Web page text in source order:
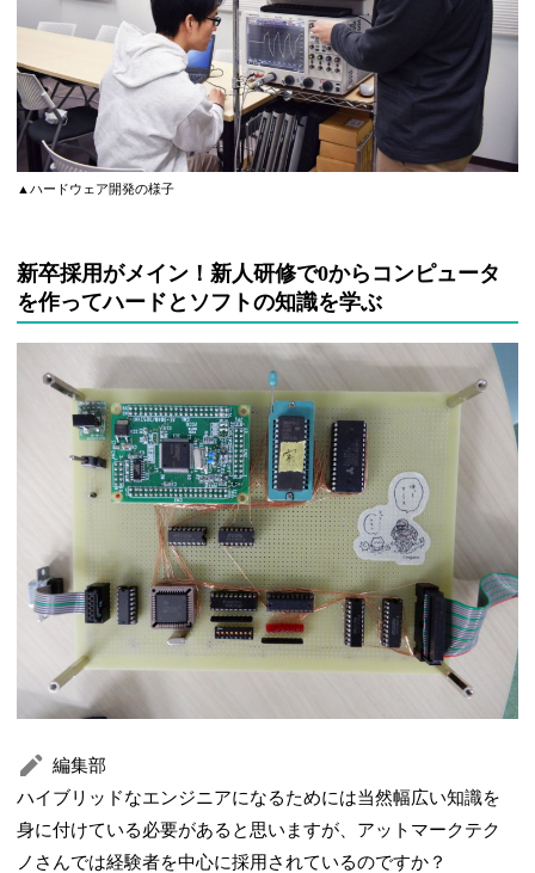
▲ハードウェア開発の様子
新卒採用がメイン！新人研修で0からコンピュータ
を作ってハードとソフトの知識を学ぶ
編集部
ハイブリッドなエンジニアになるためには当然幅広い知識を
身に付けている必要があると思いますが、アットマークテク
ノさんでは経験者を中心に採用されているのですか？